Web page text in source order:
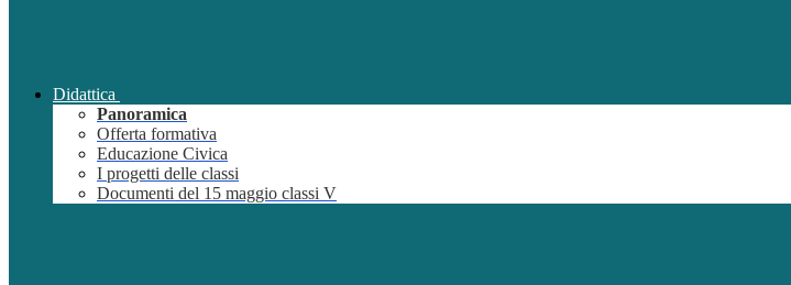
Didattica
Panoramica
Offerta formativa
Educazione Civica
I progetti delle classi
Documenti del 15 maggio classi V